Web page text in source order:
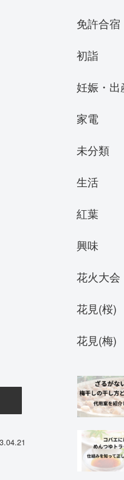
免許合宿
初詣
妊娠・出
家電
未分類
生活
紅葉
興味
花火大会
花見(桜)
花見(梅)